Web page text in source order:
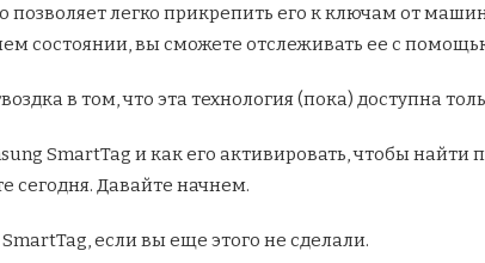
позволяет легко прикрепить его к ключам от
состоянии, вы сможете отслеживать ее с
в том, что эта технология (пока) доступна
SmartTag и как его активировать, чтобы
сегодня. Давайте начнем.
если вы еще этого не сделали.